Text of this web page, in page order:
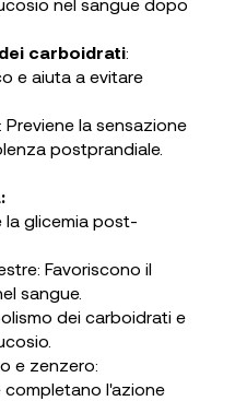
carboidrati:
e aiuta a evitare
: Previene la sensazione
postprandiale.
la glicemia post-
Favoriscono il
sangue.
dei carboidrati e
e zenzero:
l'azione